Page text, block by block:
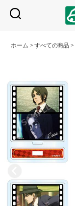
ホーム >すべての商品 >